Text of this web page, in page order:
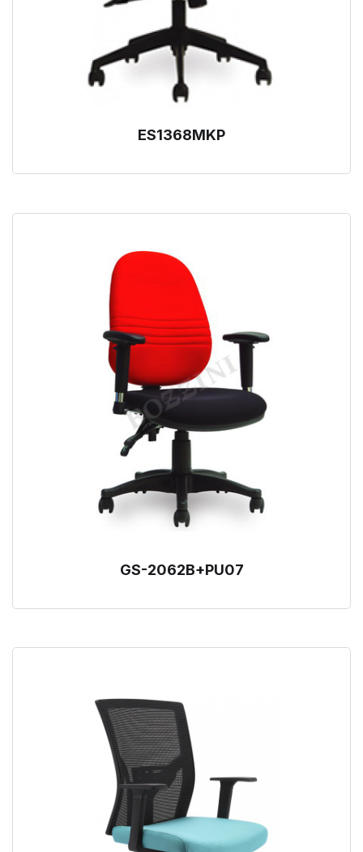
ES1368MKP
GS-2062B+PU07